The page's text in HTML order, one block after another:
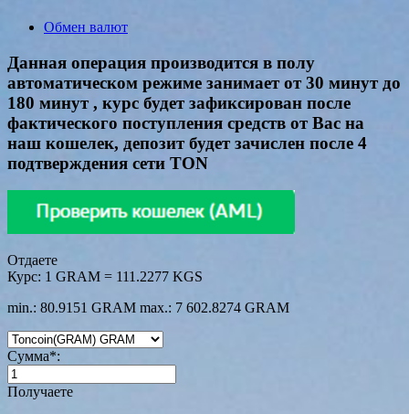
Обмен валют
Данная операция производится в полу
автоматическом режиме занимает от 30 минут до
180 минут , курс будет зафиксирован после
фактического поступления средств от Вас на
наш кошелек, депозит будет зачислен после 4
подтверждения сети TON
Отдаете
Курс: 1 GRAM = 111.2277 KGS
min.: 80.9151 GRAM max.: 7 602.8274 GRAM
Сумма*:
Получаете